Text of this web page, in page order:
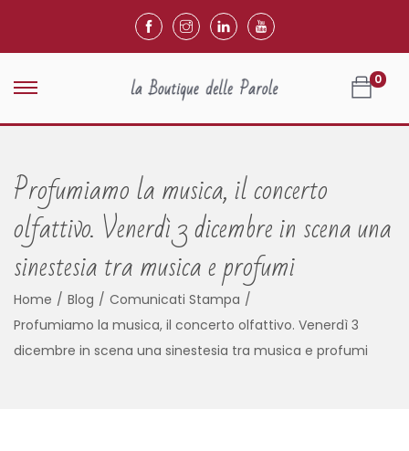
0
Profumiamo la musica, il concerto
olfattivo. Venerdì 3 dicembre in scena una
sinestesia tra musica e profumi
Home / Blog / Comunicati Stampa /
Profumiamo la musica, il concerto olfattivo. Venerdì 3
dicembre in scena una sinestesia tra musica e profumi